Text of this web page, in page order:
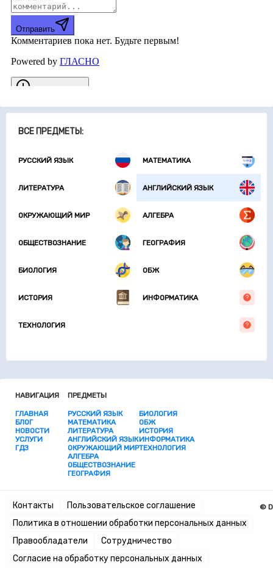
ВСЕ ПРЕДМЕТЫ:
РУССКИЙ ЯЗЫК МАТЕМАТИКА
ЛИТЕРАТУРА АНГЛИЙСКИЙ ЯЗЫК
ОКРУЖАЮЩИЙ МИР АЛГЕБРА
ОБЩЕСТВОЗНАНИЕ ГЕОГРАФИЯ
БИОЛОГИЯ ОБЖ
ИСТОРИЯ ИНФОРМАТИКА
ТЕХНОЛОГИЯ
НАВИГАЦИЯ
ГЛАВНАЯ
БЛОГ
НОВОСТИ
УСЛУГИ
ГДЗ
ПРЕДМЕТЫ
РУССКИЙ ЯЗЫК
МАТЕМАТИКА
ЛИТЕРАТУРА
АНГЛИЙСКИЙ ЯЗЫК
ОКРУЖАЮЩИЙ МИР
АЛГЕБРА
ОБЩЕСТВОЗНАНИЕ
ГЕОГРАФИЯ
БИОЛОГИЯ
ОБЖ
ИСТОРИЯ
ИНФОРМАТИКА
ТЕХНОЛОГИЯ
Контакты
Пользовательское соглашение
Политика в отношении обработки персональных данных
Правообладатели
Сотрудничество
Согласие на обработку персональных данных
©